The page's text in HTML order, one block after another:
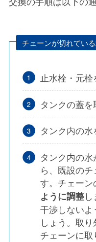
チェーンが切れてい
止水栓・元栓
タンクの蓋
タンク内の水
タンク内の
ら、既設の
す。チェーン
ように調整し
干渉しないよ
しょう。 取り
チェーンに取